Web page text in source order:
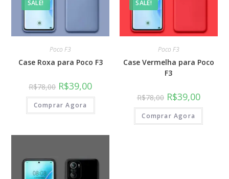
SALE!
Poco F3
Case Roxa para Poco F3
R$78,00 R$39,00
Comprar Agora
SALE!
Poco F3
Case Vermelha para Poco
F3
R$78,00 R$39,00
Comprar Agora